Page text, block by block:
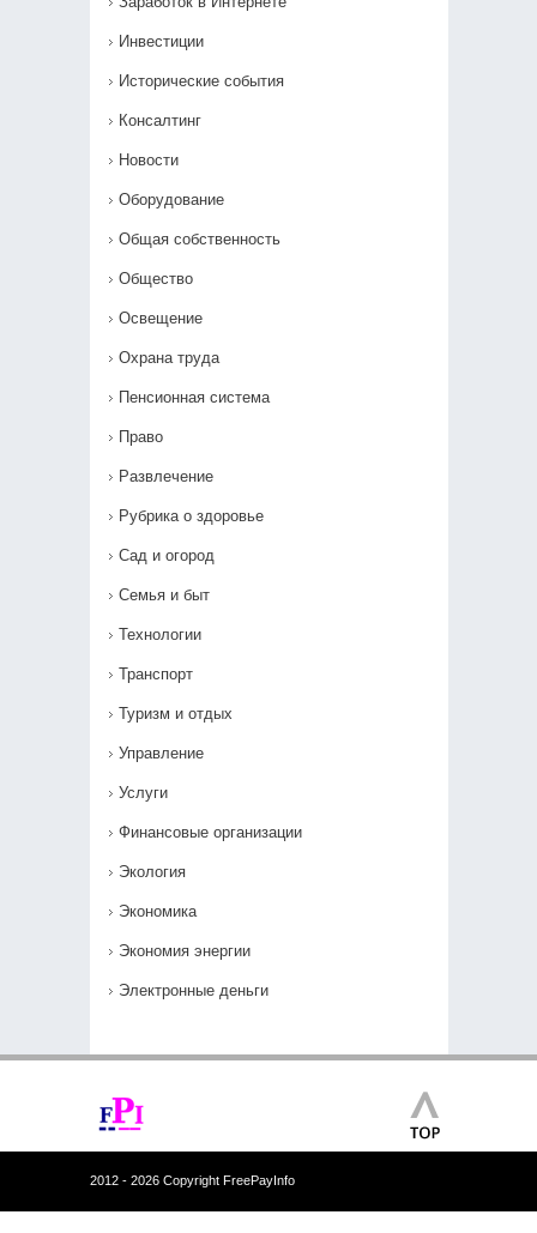
Инвестиции
Исторические события
Консалтинг
Новости
Оборудование
Общая собственность
Общество
Освещение
Охрана труда
Пенсионная система
Право
Развлечение
Рубрика о здоровье
Сад и огород
Семья и быт
Технологии
Транспорт
Туризм и отдых
Управление
Услуги
Финансовые организации
Экология
Экономика
Экономия энергии
Электронные деньги
2012 - 2026 Copyright FreePayInfo